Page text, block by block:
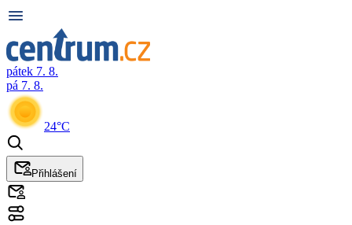
pátek 7. 8.
pá 7. 8.
24°C
Přihlášení